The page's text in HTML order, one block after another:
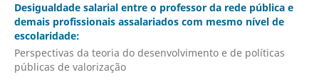
Desigualdade salarial entre o professor da rede pública e
demais profissionais assalariados com mesmo nível de
escolaridade:
Perspectivas da teoria do desenvolvimento e de políticas
públicas de valorização